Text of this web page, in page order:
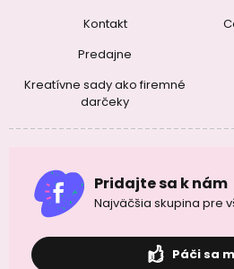
Kontakt
Predajne
Kreatívne sady ako firemné
darčeky
Pridajte sa k nám
Najväčšia skupina pre
Páči sa